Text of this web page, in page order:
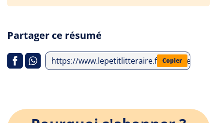
Partager ce résumé
https://www.lepetitlitteraire.fr/analyses-
Copier